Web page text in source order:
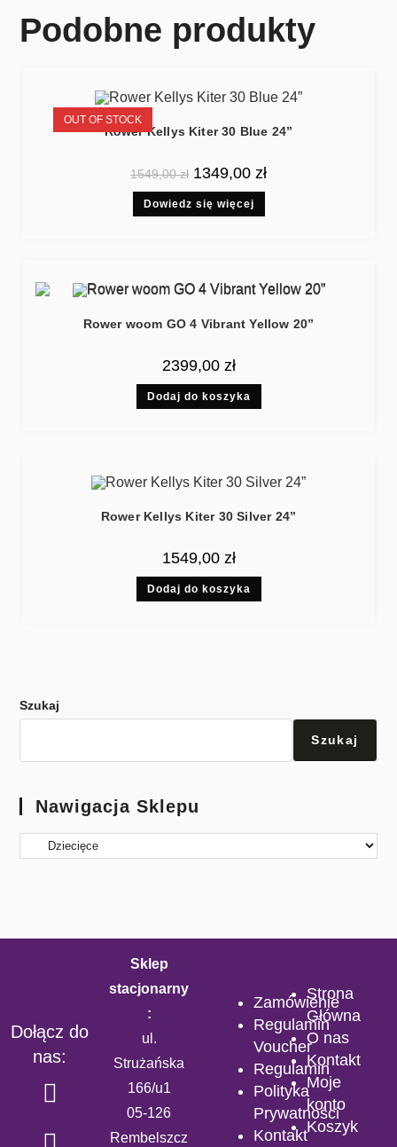
Podobne produkty
OUT OF STOCK
Rower Kellys Kiter 30 Blue 24”
1549,00zł 1349,00 zł
Dowiedz się więcej
Rower woom GO 4 Vibrant Yellow 20”
2399,00 zł
Dodaj do koszyka
Rower Kellys Kiter 30 Silver 24”
1549,00 zł
Dodaj do koszyka
Szukaj
Szukaj
Nawigacja Sklepu
Dołącz do
nas:
Sklep
stacjonarny
:
ul.
Strużańska
166/u1
05-126
Rembelszcz
Zamówienie
Regulamin
Voucher
Regulamin
Polityka
Prywatności
Kontakt
Strona
Główna
O nas
Kontakt
Moje
konto
Koszyk